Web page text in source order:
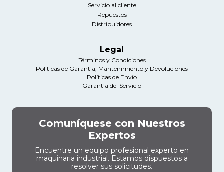
Servicio al cliente
Repuestos
Distribuidores
Legal
Términos y Condiciones
Políticas de Garantía, Mantenimiento y Devoluciones
Políticas de Envío
Garantía del Servicio
Comuníquese con Nuestros
Expertos
Encuentre un equipo profesional experto en
maquinaria industrial. Estamos dispuestos a
resolver sus solicitudes.